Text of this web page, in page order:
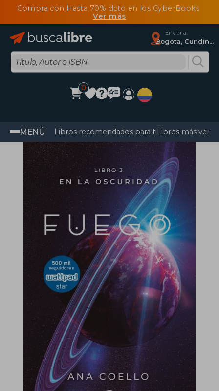
Compra con Hasta 70% dcto en los CyberBooks
Ver más
Enviar a
Bogota, Cundinamarca
0
MENÚ Libros recomendados para tiLibros más